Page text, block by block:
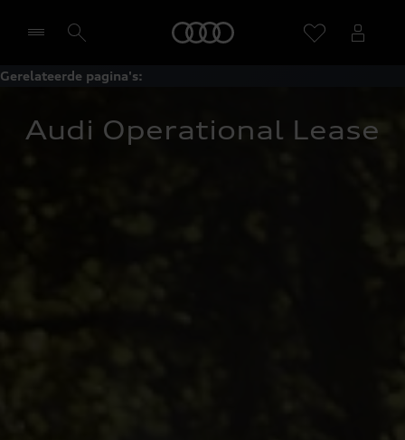
Gerelateerde pagina's:
Audi Operational Lease